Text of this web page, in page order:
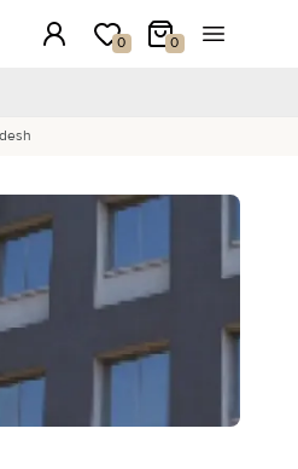
Accesso0
La mia wishlist
0
Il mio carrello
Aprire il